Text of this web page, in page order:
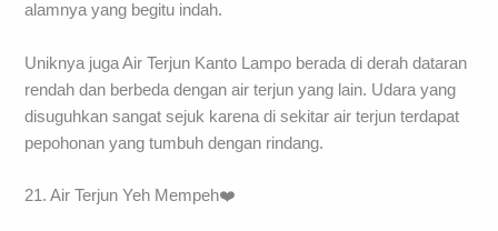
alamnya yang begitu indah.
Uniknya juga Air Terjun Kanto Lampo berada di derah dataran
rendah dan berbeda dengan air terjun yang lain. Udara yang
disuguhkan sangat sejuk karena di sekitar air terjun terdapat
pepohonan yang tumbuh dengan rindang.
21. Air Terjun Yeh Mempeh❤️